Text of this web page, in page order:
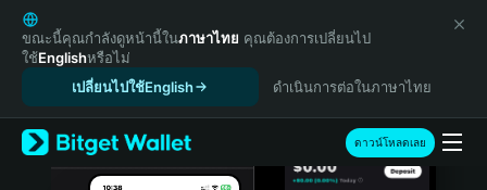
English
日本語
Tiếng Việt
Español (Latinoamérica)
Türkçe
Italiano
ขณะนี้คุณกำลังดูหน้านี้ในภาษาไทย คุณต้องการเปลี่ยนไป
ใช้Englishหรือไม่
เปลี่ยนไปใช้English
ดำเนินการต่อในภาษาไทย
ดาวน์โหลดเลย